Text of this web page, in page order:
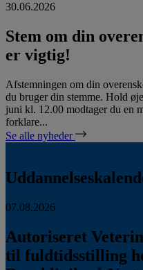
30.06.2026
Stem om din
er vigtig!
Afstemningen om din
du bruger din stemme. Hold
juni kl. 12.00 modtager du en
forklare...
Se alle nyheder
07.08.2026
Autoriseret
til fuldtidsstilling